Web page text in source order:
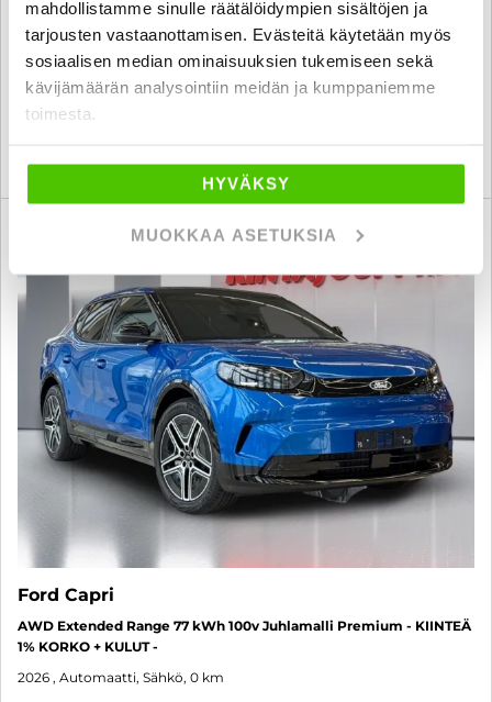
mahdollistamme sinulle räätälöidympien sisältöjen ja
tarjousten vastaanottamisen. Evästeitä käytetään myös
sosiaalisen median ominaisuuksien tukemiseen sekä
kävijämäärän analysointiin meidän ja kumppaniemme
toimesta.
HYVÄKSY
MUOKKAA ASETUKSIA
2026 , Automaatti, Plug-in-hybridi, 2 000 km
49 200 €47 900 €
alk. 328 € / kk
kuopio
Rahoituskorko 1 % + kulut
Ford Capri
AWD Extended Range 77 kWh 100v Juhlamalli Premium - KIINTEÄ
1% KORKO + KULUT -
2026 , Automaatti, Sähkö, 0 km